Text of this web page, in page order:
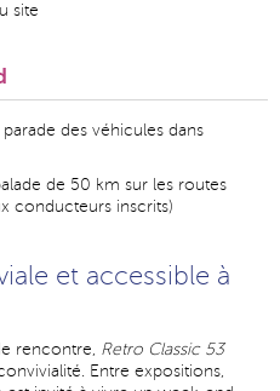
site
parade des véhicules dans
de 50 km sur les routes
conducteurs inscrits)
et accessible à
rencontre, Retro Classic 53
Entre expositions,